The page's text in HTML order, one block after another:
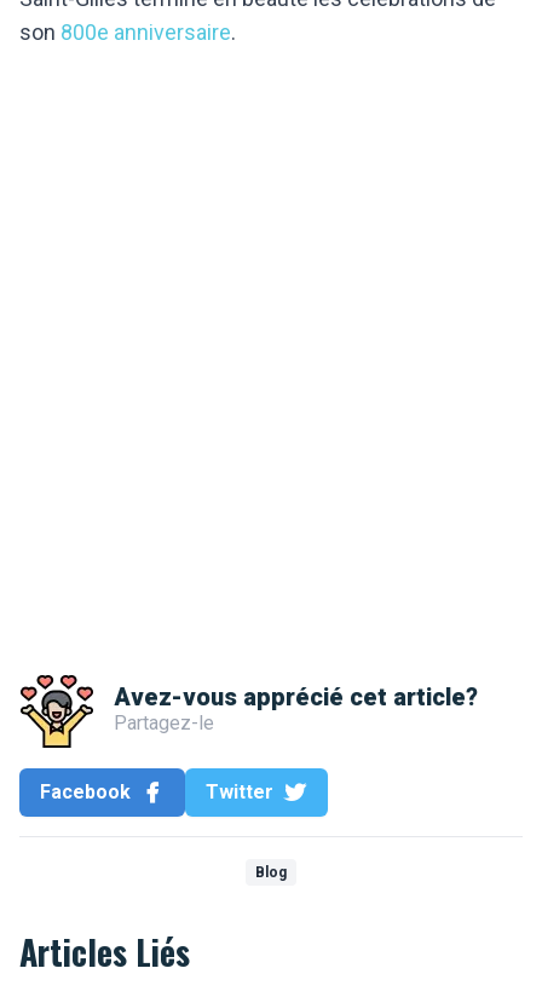
son 800e anniversaire.
Avez-vous apprécié cet article?
Partagez-le
Facebook Twitter
Blog
Articles Liés